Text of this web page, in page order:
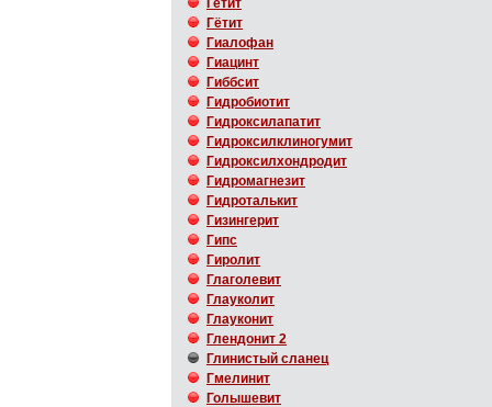
Гетит
Гётит
Гиалофан
Гиацинт
Гиббсит
Гидробиотит
Гидроксилапатит
Гидроксилклиногумит
Гидроксилхондродит
Гидромагнезит
Гидроталькит
Гизингерит
Гипс
Гиролит
Глаголевит
Глауколит
Глауконит
Глендонит 2
Глинистый сланец
Гмелинит
Голышевит